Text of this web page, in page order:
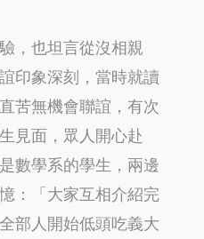
，也坦言從沒相親
印象深刻，當時就讀
苦無機會聯誼，有次
見面，眾人開心赴
數學系的學生，兩邊
：「大家互相介紹完
部人開始低頭吃義大